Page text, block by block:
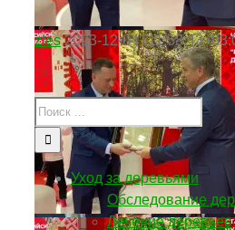
zles 2023-12-
Уход за деревьями
Обследование
Лечение деревьев